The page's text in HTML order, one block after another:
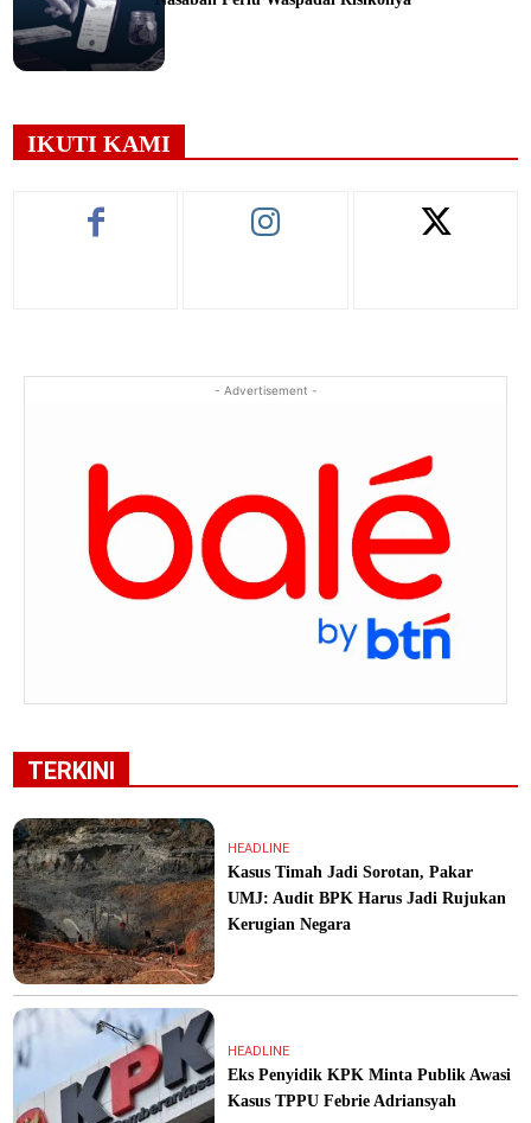
IKUTI KAMI
- Advertisement -
TERKINI
HEADLINE
Kasus Timah Jadi Sorotan, Pakar
UMJ: Audit BPK Harus Jadi Rujukan
Kerugian Negara
HEADLINE
Eks Penyidik KPK Minta Publik Awasi
Kasus TPPU Febrie Adriansyah